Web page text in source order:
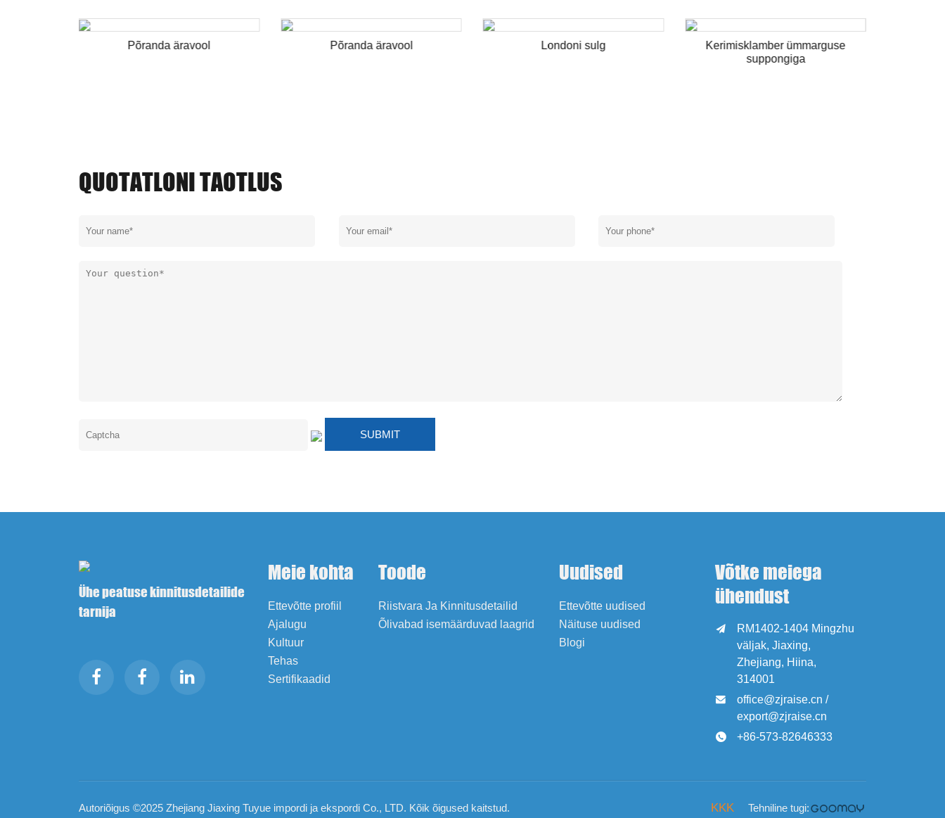
Põranda äravool Põranda äravool Londoni sulg
Kerimisklamber ümmarguse
suppongiga
QUOTATLONI TAOTLUS
Ühe peatuse kinnitusdetailide
tarnija
Meie kohta
Ettevõtte profiil
Ajalugu
Kultuur
Tehas
Sertifikaadid
Toode
Riistvara Ja Kinnitusdetailid
Õlivabad isemäärduvad laagrid
Uudised
Ettevõtte uudised
Näituse uudised
Blogi
Võtke meiega
ühendust

RM1402-1404 Mingzhu
väljak, Jiaxing,
Zhejiang, Hiina,
314001

office@zjraise.cn /
export@zjraise.cn
 +86-573-82646333
Autoriõigus ©2025 Zhejiang Jiaxing Tuyue impordi ja ekspordi Co., LTD. Kõik õigused kaitstud. KKK Tehniline tugi: